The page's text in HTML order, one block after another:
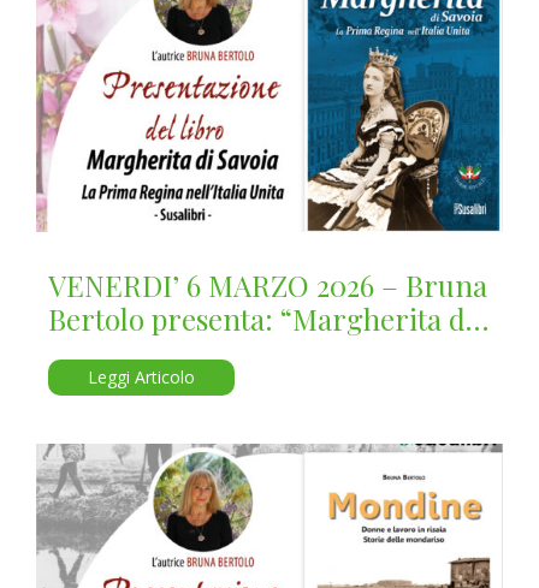
VENERDI’ 6 MARZO 2026 – Bruna
Bertolo presenta: “Margherita di
Savoia”
Leggi Articolo